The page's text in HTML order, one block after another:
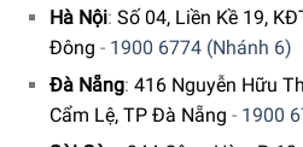
Hà Nội: Số 04, Liền Kề 19,
Đông - 1900 6774 (Nhánh 6)
Đà Nẵng: 416 Nguyễn Hữu
Cẩm Lệ, TP Đà Nẵng - 1900